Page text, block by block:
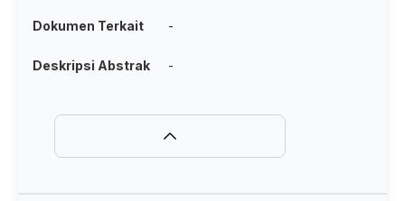
Dokumen Terkait -
Deskripsi Abstrak -